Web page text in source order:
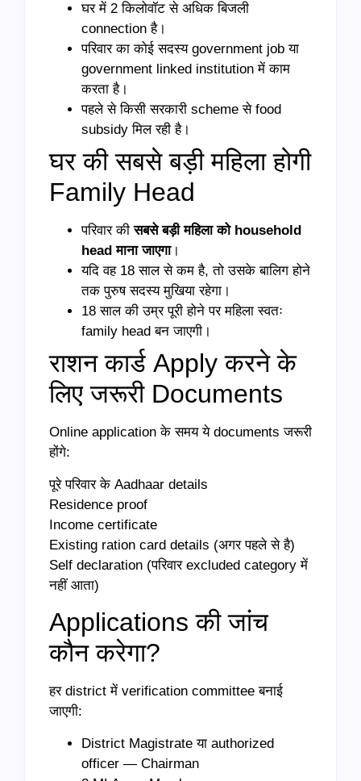
घर में 2 किलोवॉट से अधिक बिजली
connection है।
परिवार का कोई सदस्य government job या
government linked institution में काम
करता है।
पहले से किसी सरकारी scheme से food
subsidy मिल रही है।
घर की सबसे बड़ी महिला होगी
Family Head
परिवार कीसबसे बड़ी महिला को household
head माना जाएगा।
यदि वह 18 साल से कम है, तो उसके बालिग होने
तक पुरुष सदस्य मुखिया रहेगा।
18 साल की उम्र पूरी होने पर महिला स्वतः
family head बन जाएगी।
राशन कार्ड Apply करने के
लिए जरूरी Documents
Online application के समय ये documents जरूरी
होंगे:
पूरे परिवार के Aadhaar details
Residence proof
Income certificate
Existing ration card details (अगर पहले से है)
Self declaration (परिवार excluded category में
नहीं आता)
Applications की जांच
कौन करेगा?
हर district में verification committee बनाई
जाएगी:
District Magistrate या authorized
officer — Chairman